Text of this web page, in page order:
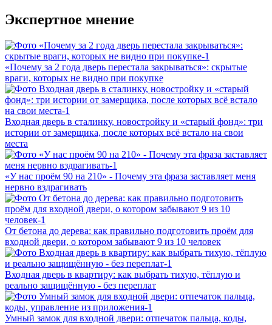
Экспертное мнение
«Почему за 2 года дверь перестала закрываться»: скрытые
враги, которых не видно при покупке
Входная дверь в сталинку, новостройку и «старый фонд»: три
истории от замерщика, после которых всё встало на свои
места
«У нас проём 90 на 210» - Почему эта фраза заставляет меня
нервно вздрагивать
От бетона до дерева: как правильно подготовить проём для
входной двери, о котором забывают 9 из 10 человек
Входная дверь в квартиру: как выбрать тихую, тёплую и
реально защищённую - без переплат
Умный замок для входной двери: отпечаток пальца, коды,